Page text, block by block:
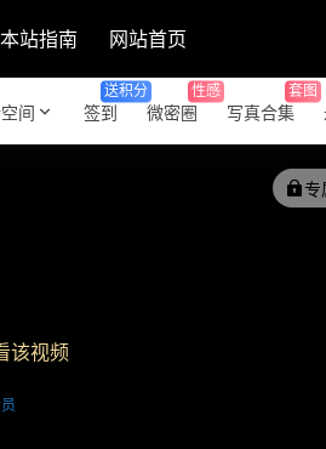
本站指南 网站首页
间 签到
送积分
微密圈
性感
写真合集
套图
专
该视频